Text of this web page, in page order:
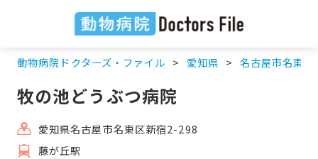
動物病院ドクターズ・ファイル 愛知県 名古屋市名東区
牧の池どうぶつ病院
愛知県名古屋市名東区新宿2-298
藤が丘駅